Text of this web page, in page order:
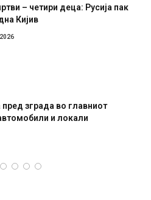
– четири деца: Русија пак
Кијив
зграда во главниот
и локали